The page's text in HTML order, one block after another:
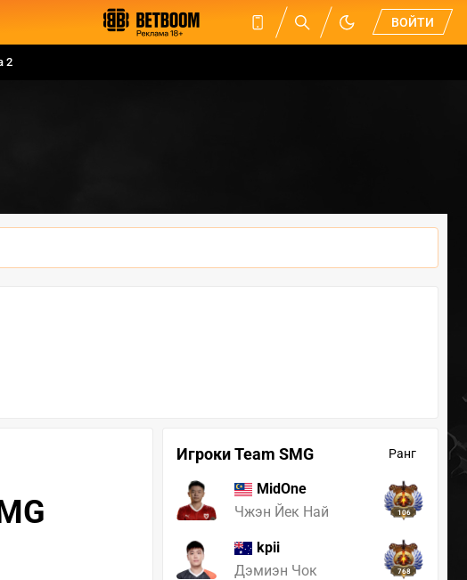
ВОЙТИ
2
Игроки Team SMG Ранг
MidOne
Чжэн Йек Най
106
kpii
Дэмиэн Чок
768